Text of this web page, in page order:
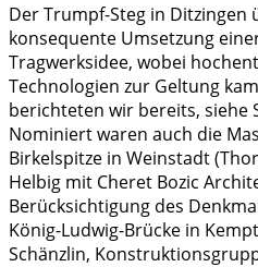
Der Trumpf-Steg in Ditzingen
konsequente Umsetzung
Tragwerksidee, wobei
Technologien zur Geltung
berichteten wir bereits, siehe
Nominiert waren auch die
Birkelspitze in Weinstadt
Helbig mit Cheret Bozic
Berücksichtigung des
König-Ludwig-Brücke in
Schänzlin,